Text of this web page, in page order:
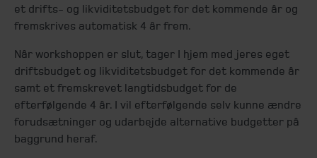
et drifts- og likviditetsbudget for det kommende år og
fremskrives automatisk 4 år frem.
Når workshoppen er slut, tager I hjem med jeres eget
driftsbudget og likviditetsbudget for det kommende år
samt et fremskrevet langtidsbudget for de
efterfølgende 4 år. I vil efterfølgende selv kunne ændre
forudsætninger og udarbejde alternative budgetter på
baggrund heraf.